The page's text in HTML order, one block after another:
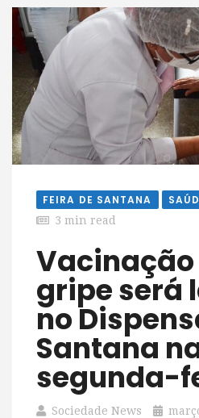
FEIRA DE SANTANA
3 min read
Vacinação contra
gripe será
no
Santana
segunda-
Sociedade News